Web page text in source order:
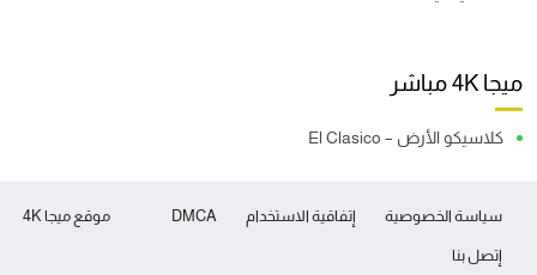
ميجا 4K مباشر
كلاسيكو الأرض – El Clasico
موقع ميجا 4K سياسة الخصوصية إتفاقية الاستخدام DMCA
إتصل بنا